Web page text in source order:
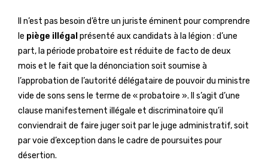
Il n’est pas besoin d’être un juriste éminent pour comprendre
le piège illégal présenté aux candidats à la légion : d’une
part, la période probatoire est réduite de facto de deux
mois et le fait que la dénonciation soit soumise à
l’approbation de l’autorité délégataire de pouvoir du ministre
vide de sons sens le terme de « probatoire ». Il s’agit d’une
clause manifestement illégale et discriminatoire qu’il
conviendrait de faire juger soit par le juge administratif, soit
par voie d’exception dans le cadre de poursuites pour
désertion.